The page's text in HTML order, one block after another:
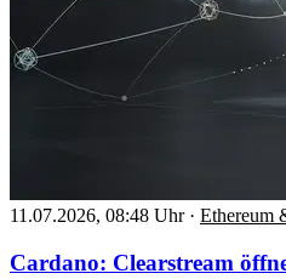
11.07.2026, 08:48 Uhr · Ethereum
Cardano: Clearstream